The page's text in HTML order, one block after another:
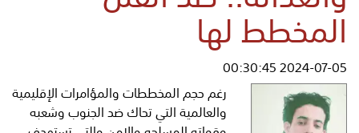
المخطط لها
2024-07-05 00:30:45
رغم حجم المخططات والمؤامرات الإقليمية
والعالمية التي تحاك ضد الجنوب وشعبه